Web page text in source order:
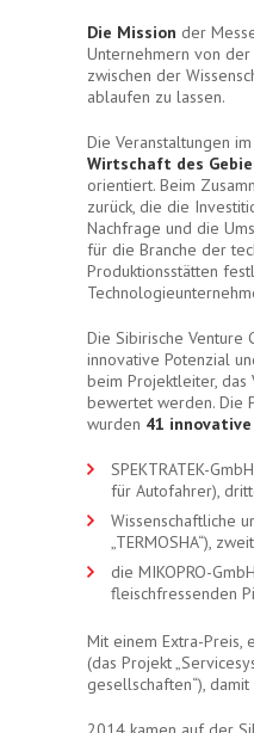
Die Mission der
Unternehmern von der
zwischen der
ablaufen zu lassen.
Die Veranstaltungen
Wirtschaft des
orientiert. Beim
zurück, die die
Nachfrage und die
für die Branche der
Produktionsstätten
Die Sibirische
innovative Potenzial
beim Projektleiter, das
bewertet werden. Die
wurden 41
SPEKTRATEK-
für Autofahrer),
Wissenschaftliche
„TERMOSHA“),
die MIKOPRO-
fleischfressenden
Mit einem Extra-Preis,
(das Projekt
gesellschaften“),